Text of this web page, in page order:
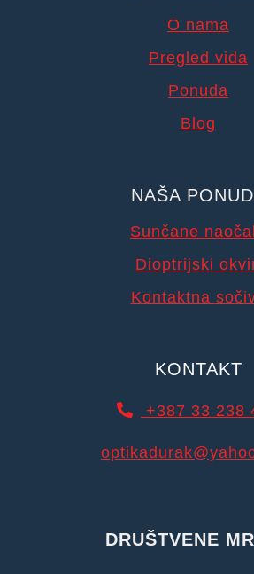
O nama
Pregled vida
Ponuda
Blog
NAŠA
Sunčane
Dioptrijski
Kontaktna
KONTAKT
+387 33 238
DRUŠTVENE